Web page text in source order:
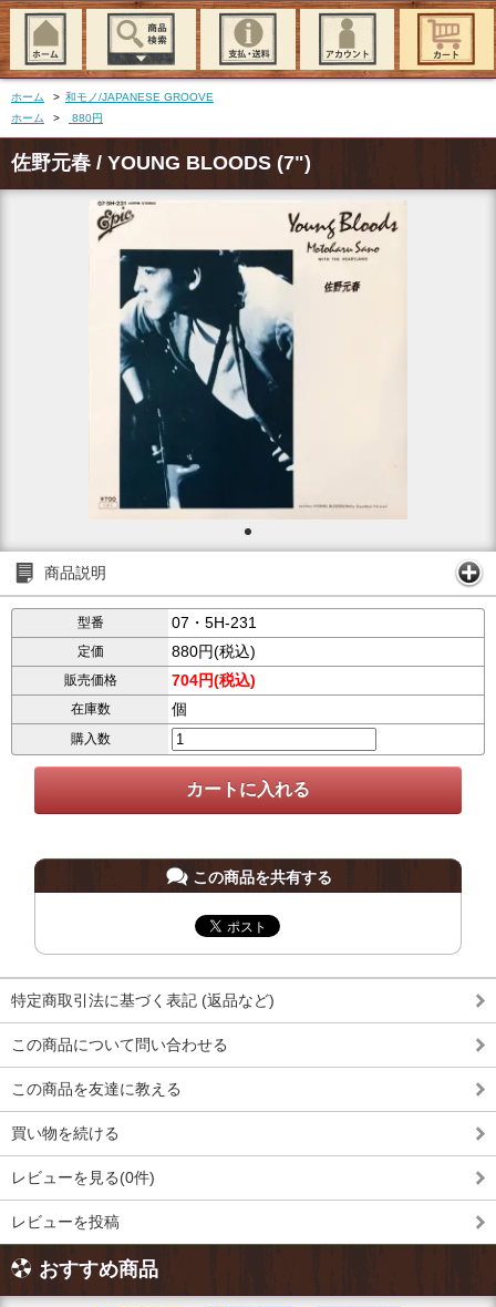
ホーム > 和モノ/JAPANESE GROOVE
ホーム
> 880円
佐野元春 / YOUNG BLOODS (7")
商品説明
型番 07・5H-231
定価 880円(税込)
販売価格 704円(税込)
在庫数 個
購入数
この商品を共有する
特定商取引法に基づく表記 (返品など)
この商品について問い合わせる
この商品を友達に教える
買い物を続ける
レビューを見る(0件)
レビューを投稿
おすすめ商品